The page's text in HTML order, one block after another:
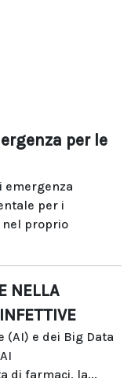
per le
emergenza
per i
nel proprio
NELLA
(AI) e dei Big Data
di farmaci, la...